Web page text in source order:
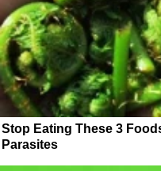
Stop Eating These 3
Parasites